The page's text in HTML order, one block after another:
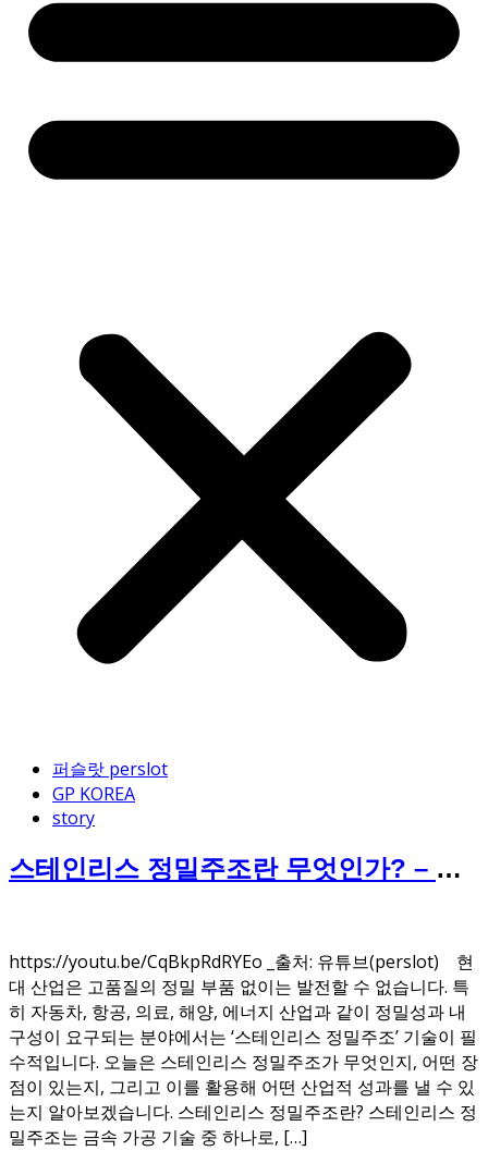
퍼슬랏 perslot
GP KOREA
story
스테인리스 정밀주조란 무엇인가? – 고
https://youtu.be/CqBkpRdRYEo _출처: 유튜브(perslot) 현
대 산업은 고품질의 정밀 부품 없이는 발전할 수 없습니다. 특
히 자동차, 항공, 의료, 해양, 에너지 산업과 같이 정밀성과 내
구성이 요구되는 분야에서는 ‘스테인리스 정밀주조’ 기술이 필
수적입니다. 오늘은 스테인리스 정밀주조가 무엇인지, 어떤 장
점이 있는지, 그리고 이를 활용해 어떤 산업적 성과를 낼 수 있
는지 알아보겠습니다. 스테인리스 정밀주조란? 스테인리스 정
밀주조는 금속 가공 기술 중 하나로, […]